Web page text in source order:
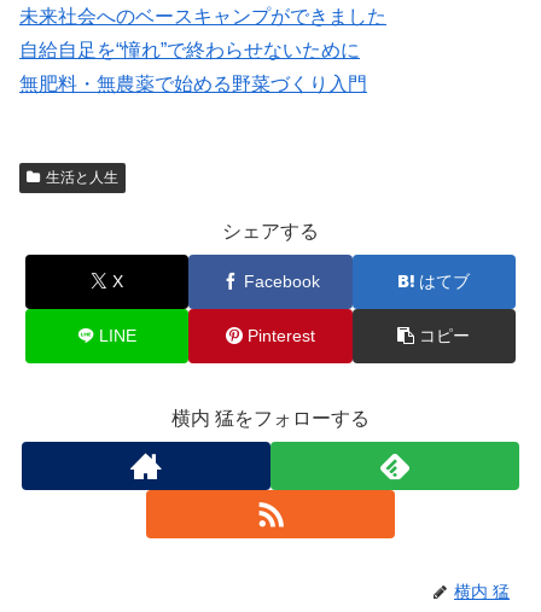
未来社会へのベースキャンプができました
自給自足を“憧れ”で終わらせないために
無肥料・無農薬で始める野菜づくり入門
生活と人生
シェアする
X Facebook はてブ
LINE Pinterest コピー
横内 猛をフォローする
横内 猛